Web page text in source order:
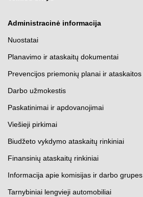
Administracinė informacija
Nuostatai
Planavimo ir ataskaitų dokumentai
Prevencijos priemonių planai ir ataskaitos
Darbo užmokestis
Paskatinimai ir apdovanojimai
Viešieji pirkimai
Biudžeto vykdymo ataskaitų rinkiniai
Finansinių ataskaitų rinkiniai
Informacija apie komisijas ir darbo grupes
Tarnybiniai lengvieji automobiliai